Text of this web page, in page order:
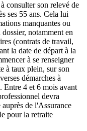
consulter son relevé de
ses 55 ans. Cela lui
manquantes ou
notamment en
(contrats de travail,
la date de départ à la
à se renseigner
à taux plein, sur son
démarches à
Entre 4 et 6 mois avant
devra
de l'Assurance
pour la retraite